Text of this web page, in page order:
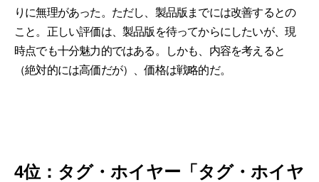
りに無理があった。ただし、製品版までには改善するとの
こと。正しい評価は、製品版を待ってからにしたいが、現
時点でも十分魅力的ではある。しかも、内容を考えると
（絶対的には高価だが）、価格は戦略的だ。
4位：タグ・ホイヤー「タグ・ホイヤ